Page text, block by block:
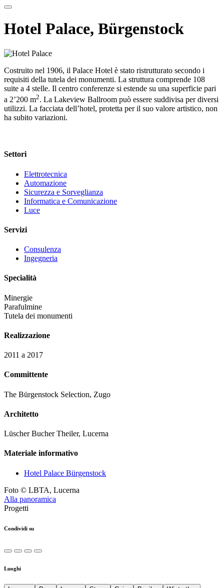
Hotel Palace, Bürgenstock
Costruito nel 1906, il Palace Hotel è stato ristrutturato secondo i
requisiti della tutela dei monumenti. La struttura comprende 108
suite a 4 stelle. Il centro conferenze si estende su una superficie pari
a 2’200 m2. La Lakeview Ballroom può essere suddivisa per diversi
utilizzi. La facciata dell’hotel, protetta per il suo valore artistico, non
ha subito variazioni.
Settori
Elettrotecnica
Automazione
Sicurezza e Sorveglianza
Informatica e Comunicazione
Luce
Servizi
Consulenza
Ingegneria
Specialità
Minergie
Parafulmine
Tutela dei monumenti
Realizzazione
2011 a 2017
Committente
The Bürgenstock Selection, Zugo
Architetto
Lüscher Bucher Theiler, Lucerna
Materiale informativo
Hotel Palace Bürgenstock
Foto © LBTA, Lucerna
Alla panoramica
Progetti
Condividi su
Luoghi